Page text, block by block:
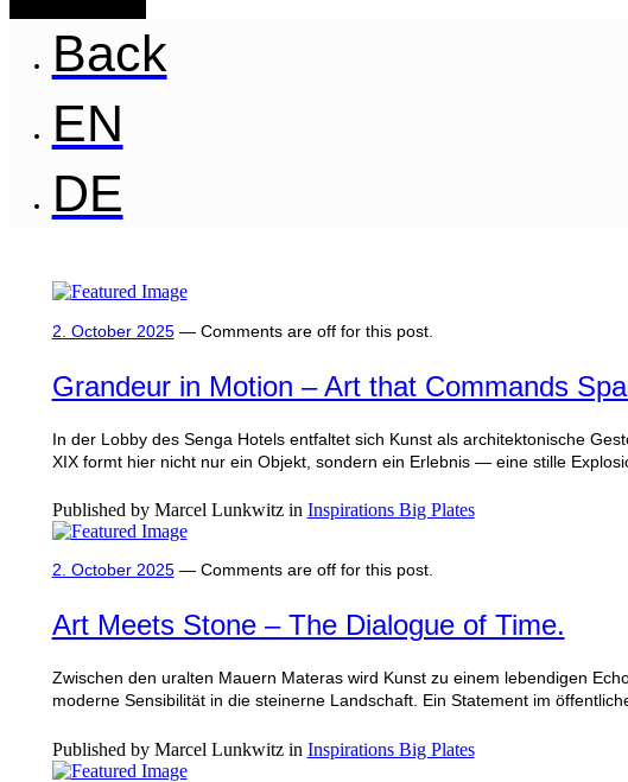
Back
EN
DE
2. October 2025— Comments are off for this post.
Grandeur in Motion – Art that Commands
In der Lobby des Senga Hotels entfaltet sich Kunst als architektonische
XIX formt hier nicht nur ein Objekt, sondern ein Erlebnis — eine stille
Published by Marcel Lunkwitz in Inspirations Big Plates
2. October 2025— Comments are off for this post.
Art Meets Stone – The Dialogue of Time.
Zwischen den uralten Mauern Materas wird Kunst zu einem lebendigen
moderne Sensibilität in die steinerne Landschaft. Ein Statement im
Published by Marcel Lunkwitz in Inspirations Big Plates